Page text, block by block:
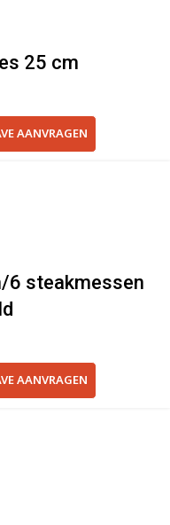
25 cm
AANVRAGEN
6 steakmessen
AANVRAGEN